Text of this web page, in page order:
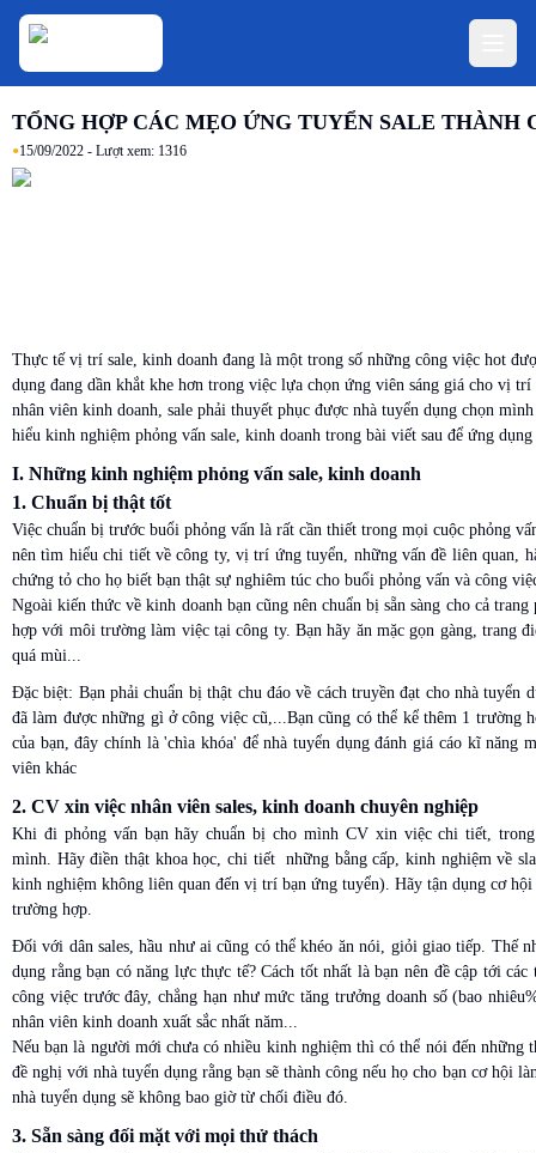
TỔNG HỢP CÁC MẸO ỨNG TUYỂN SALE THÀNH
•15/09/2022 - Lượt xem: 1316
Thực tế vị trí sale, kinh doanh đang là một trong số những công việc hot
dụng đang dần khắt khe hơn trong việc lựa chọn ứng viên sáng giá cho vị
nhân viên kinh doanh, sale phải thuyết phục được nhà tuyển dụng chọn
hiểu kinh nghiệm phỏng vấn sale, kinh doanh trong bài viết sau để ứng dụng
I. Những kinh nghiệm phỏng vấn sale, kinh doanh
1. Chuẩn bị thật tốt
Việc chuẩn bị trước buổi phỏng vấn là rất cần thiết trong mọi cuộc phỏng
nên tìm hiểu chi tiết về công ty, vị trí ứng tuyển, những vấn đề liên quan,
chứng tỏ cho họ biết bạn thật sự nghiêm túc cho buổi phỏng vấn và công
Ngoài kiến thức về kinh doanh bạn cũng nên chuẩn bị sẵn sàng cho cả trang
hợp với môi trường làm việc tại công ty. Bạn hãy ăn mặc gọn gàng, trang
quá mùi...
Đặc biệt: Bạn phải chuẩn bị thật chu đáo về cách truyền đạt cho nhà tuyển
đã làm được những gì ở công việc cũ,...Bạn cũng có thể kể thêm 1 trường
của bạn, đây chính là 'chìa khóa' để nhà tuyển dụng đánh giá cáo kĩ năng
viên khác
2. CV xin việc nhân viên sales, kinh doanh chuyên nghiệp​
Khi đi phỏng vấn bạn hãy chuẩn bị cho mình CV xin việc chi tiết,
mình. Hãy điền thật khoa học, chi tiết những bằng cấp, kinh nghiệm về
kinh nghiệm không liên quan đến vị trí bạn ứng tuyển). Hãy tận dụng cơ
trường hợp.
Đối với dân sales, hầu như ai cũng có thể khéo ăn nói, giỏi giao tiếp. Thế
dụng rằng bạn có năng lực thực tế? Cách tốt nhất là bạn nên đề cập tới
công việc trước đây, chẳng hạn như mức tăng trưởng doanh số (bao
nhân viên kinh doanh xuất sắc nhất năm...
Nếu bạn là người mới chưa có nhiều kinh nghiệm thì có thể nói đến những
đề nghị với nhà tuyển dụng rằng bạn sẽ thành công nếu họ cho bạn cơ hội
nhà tuyển dụng sẽ không bao giờ từ chối điều đó.
3. Sẵn sàng đối mặt với mọi thử thách